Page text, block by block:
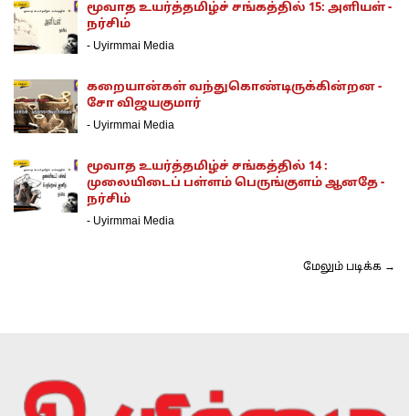
மூவாத உயர்த்தமிழ்ச் சங்கத்தில் 15: அளியள் -
நர்சிம்
- Uyirmmai Media
கறையான்கள் வந்துகொண்டிருக்கின்றன -
சோ விஜயகுமார்
- Uyirmmai Media
மூவாத உயர்த்தமிழ்ச் சங்கத்தில் 14 :
முலையிடைப் பள்ளம் பெருங்குளம் ஆனதே -
நர்சிம்
- Uyirmmai Media
மேலும் படிக்க →